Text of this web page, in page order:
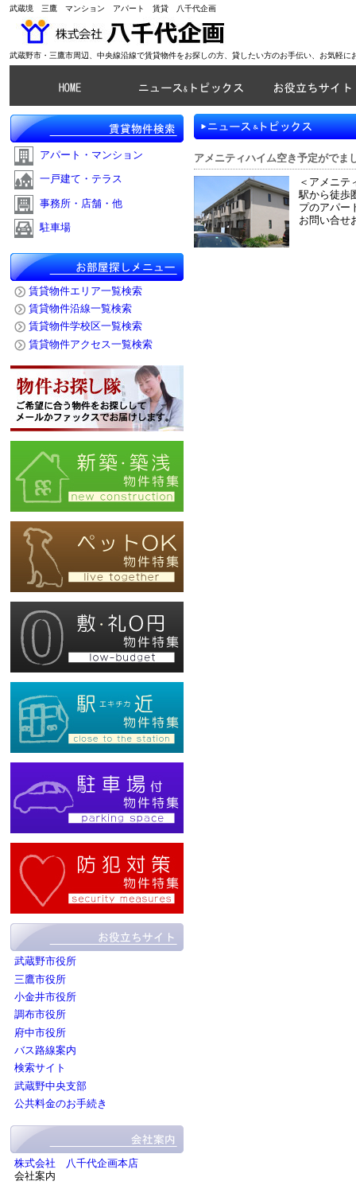
武蔵境 三鷹 マンション アパート 賃貸 八千代企画
武蔵野市・三鷹市周辺、中央線沿線で賃貸物件をお探しの方、貸したい方のお手伝い、お気軽に
アパート・マンション
一戸建て・テラス
事務所・店舗・他
駐車場
賃貸物件エリア一覧検索
賃貸物件沿線一覧検索
賃貸物件学校区一覧検索
賃貸物件アクセス一覧検索
武蔵野市役所
三鷹市役所
小金井市役所
調布市役所
府中市役所
バス路線案内
検索サイト
武蔵野中央支部
公共料金のお手続き
株式会社 八千代企画本店
会社案内
アメニティハイム空き予定がでま
＜アメニテ
駅から徒歩
プのアパー
お問い合せ